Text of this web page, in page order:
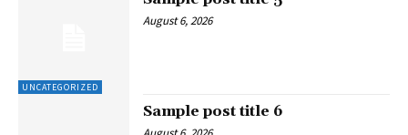
UNCATEGORIZED
August 6, 2026
Sample post title 6